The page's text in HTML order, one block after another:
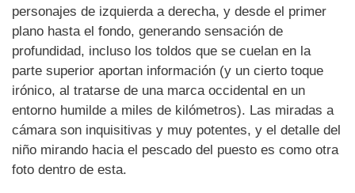
personajes de izquierda a derecha, y desde el primer
plano hasta el fondo, generando sensación de
profundidad, incluso los toldos que se cuelan en la
parte superior aportan información (y un cierto toque
irónico, al tratarse de una marca occidental en un
entorno humilde a miles de kilómetros). Las miradas a
cámara son inquisitivas y muy potentes, y el detalle del
niño mirando hacia el pescado del puesto es como otra
foto dentro de esta.